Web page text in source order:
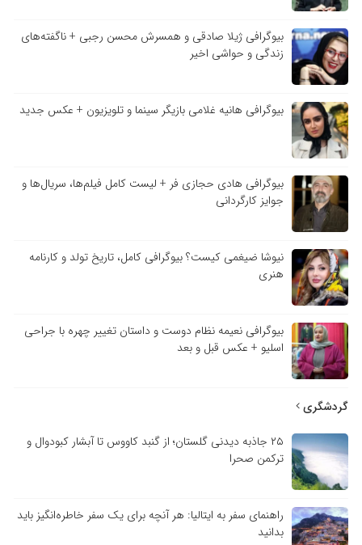
بیوگرافی ژیلا صادقی و همسرش محسن رجبی + ناگفته‌های
زندگی و حواشی اخیر
بیوگرافی هانیه غلامی بازیگر سینما و تلویزیون + عکس جدید
بیوگرافی هادی حجازی فر + لیست کامل فیلم‌ها، سریال‌ها و
جوایز کارگردانی
نیوشا ضیغمی کیست؟ بیوگرافی کامل، تاریخ تولد و کارنامه
هنری
بیوگرافی نعیمه نظام دوست و داستان تغییر چهره با جراحی
اسلیو + عکس قبل و بعد
گردشگری
۲۵ جاذبه دیدنی گلستان؛ از گنبد کاووس تا آبشار کبودوال و
ترکمن صحرا
راهنمای سفر به ایتالیا: هر آنچه برای یک سفر خاطره‌انگیز باید
بدانید